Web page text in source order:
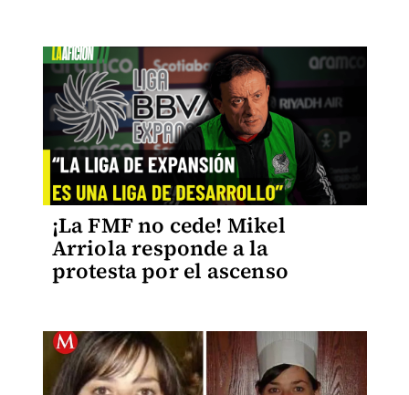
¡La FMF no cede! Mikel
Arriola responde a la
protesta por el ascenso